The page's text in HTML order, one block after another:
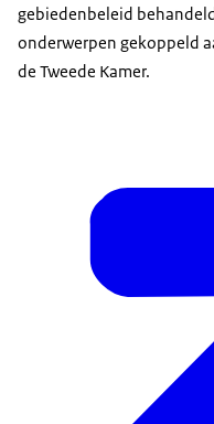
gebiedenbeleid
onderwerpen gekoppeld
de Tweede Kamer.